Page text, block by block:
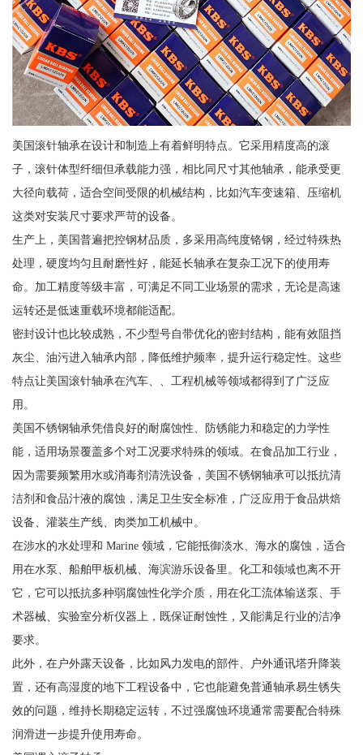
美国滚针轴承在设计和制造上有着鲜明特点。它采用精度高的滚
子，滚针体型纤细但承载能力强，相比同尺寸其他轴承，能承受更
大径向载荷，适合空间受限的机械结构，比如汽车变速箱、压缩机
这类对安装尺寸要求严苛的设备。
生产上，美国普遍把控钢材品质，多采用高纯度铬钢，经过特殊热
处理，硬度均匀且耐磨性好，能延长轴承在复杂工况下的使用寿
命。加工精度等级丰富，可满足不同工业场景的需求，无论是高速
运转还是低速重载环境都能适配。
密封设计也比较成熟，不少型号自带优化的密封结构，能有效阻挡
灰尘、油污进入轴承内部，降低维护频率，提升运行稳定性。这些
特点让美国滚针轴承在汽车、、工程机械等领域都得到了广泛应
用。
美国不锈钢轴承凭借良好的耐腐蚀性、防锈能力和稳定的力学性
能，适用场景覆盖多个对工况要求特殊的领域。在食品加工行业，
因为需要频繁用水或消毒剂清洗设备，美国不锈钢轴承可以抵抗清
洁剂和食品汁液的腐蚀，满足卫生安全标准，广泛应用于食品烘焙
设备、灌装生产线、肉类加工机械中。
在涉水的水处理和 Marine 领域，它能抵御淡水、海水的腐蚀，适合
用在水泵、船舶甲板机械、海滨游乐设备里。化工和领域也离不开
它，它可以抵抗多种弱腐蚀性化学介质，用在化工流体输送泵、手
术器械、实验室分析仪器上，既保证耐蚀性，又能满足行业的洁净
要求。
此外，在户外露天设备，比如风力发电的部件、户外通讯塔升降装
置，还有高湿度的地下工程设备中，它也能避免普通轴承易生锈失
效的问题，维持长期稳定运转，不过强腐蚀环境通常需要配合特殊
润滑进一步提升使用寿命。